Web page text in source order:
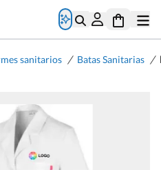
sanitarios / Batas Sanitarias /